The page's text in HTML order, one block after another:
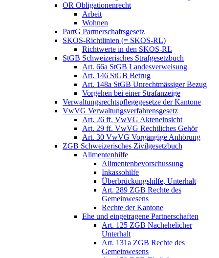
OR Obligationenrecht
Arbeit
Wohnen
PartG Partnerschaftsgesetz
SKOS-Richtlinien (= SKOS-RL)
Richtwerte in den SKOS-RL
StGB Schweizerisches Strafgesetzbuch
Art. 66a StGB Landesverweisung
Art. 146 StGB Betrug
Art. 148a StGB Unrechtmässiger Bezug
Vorgehen bei einer Strafanzeige
Verwaltungsrechtspflegegesetze der Kantone
VwVG Verwaltungsverfahrensgesetz
Art. 26 ff. VwVG Akteneinsicht
Art. 29 ff. VwVG Rechtliches Gehör
Art. 30 VwVG Vorgängige Anhörung
ZGB Schweizerisches Zivilgesetzbuch
Alimentenhilfe
Alimentenbevorschussung
Inkassohilfe
Überbrückungshilfe, Unterhalt
Art. 289 ZGB Rechte des
Gemeinwesens
Rechte der Kantone
Ehe und eingetragene Partnerschaften
Art. 125 ZGB Nachehelicher
Unterhalt
Art. 131a ZGB Rechte des
Gemeinwesens